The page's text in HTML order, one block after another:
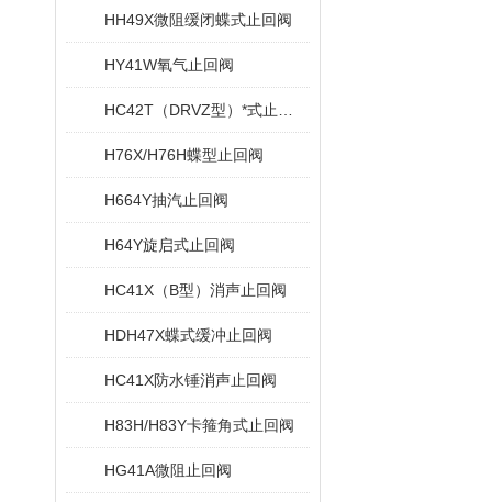
HH49X微阻缓闭蝶式止回阀
HY41W氧气止回阀
H76X/H76H蝶型止回阀
H664Y抽汽止回阀
H64Y旋启式止回阀
HC41X（B型）消声止回阀
HDH47X蝶式缓冲止回阀
HC41X防水锤消声止回阀
H83H/H83Y卡箍角式止回阀
HG41A微阻止回阀